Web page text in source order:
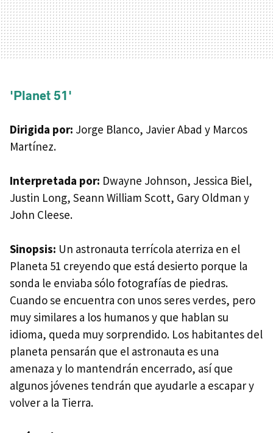
'Planet 51'
Dirigida por: Jorge Blanco, Javier Abad y Marcos
Martínez.
Interpretada por: Dwayne Johnson, Jessica Biel,
Justin Long, Seann William Scott, Gary Oldman y
John Cleese.
Sinopsis: Un astronauta terrícola aterriza en el
Planeta 51 creyendo que está desierto porque la
sonda le enviaba sólo fotografías de piedras.
Cuando se encuentra con unos seres verdes, pero
muy similares a los humanos y que hablan su
idioma, queda muy sorprendido. Los habitantes del
planeta pensarán que el astronauta es una
amenaza y lo mantendrán encerrado, así que
algunos jóvenes tendrán que ayudarle a escapar y
volver a la Tierra.